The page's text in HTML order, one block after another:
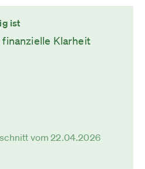
ist
finanzielle Klarheit
vom 22.04.2026